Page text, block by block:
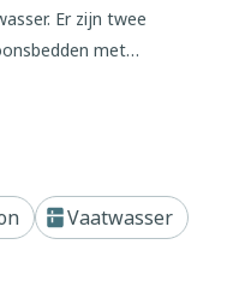
Er zijn twee
met
Er is een
Vaatwasser